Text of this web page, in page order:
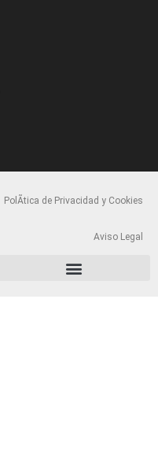
PolÃ­tica de Privacidad y Cookies
Aviso Legal